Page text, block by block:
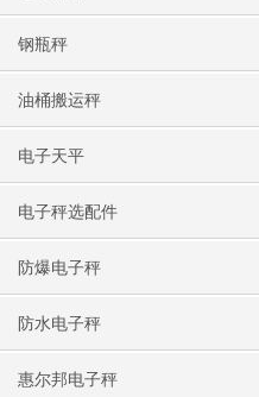
钢瓶秤
油桶搬运秤
电子天平
电子秤选配件
防爆电子秤
防水电子秤
惠尔邦电子秤